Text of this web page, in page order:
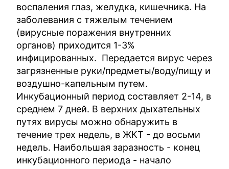
воспаления глаз, желудка, кишечника. На
заболевания с тяжелым течением
(вирусные поражения внутренних
органов) приходится 1-3%
инфицированных. Передается вирус через
загрязненные руки/предметы/воду/пищу и
воздушно-капельным путем.
Инкубационный период составляет 2-14, в
среднем 7 дней. В верхних дыхательных
путях вирусы можно обнаружить в
течение трех недель, в ЖКТ - до восьми
недель. Наибольшая заразность - конец
инкубационного периода - начало